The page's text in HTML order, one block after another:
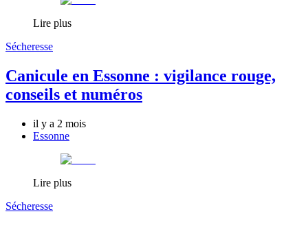
Lire plus
Sécheresse
Canicule en Essonne : vigilance rouge,
conseils et numéros
il y a 2 mois
Essonne
Lire plus
Sécheresse